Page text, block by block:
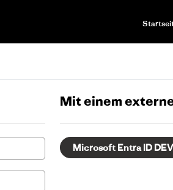
Mit einem
Microsoft Entra ID DEV